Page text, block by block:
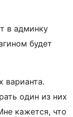
в админку
будет
варианта.
один из них
кажется, что